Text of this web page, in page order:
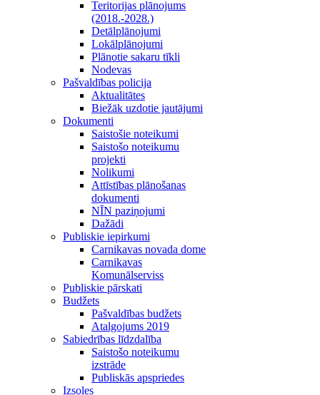
Teritorijas plānojums
(2018.-2028.)
Detālplānojumi
Lokālplānojumi
Plānotie sakaru tīkli
Nodevas
Pašvaldības policija
Aktualitātes
Biežāk uzdotie jautājumi
Dokumenti
Saistošie noteikumi
Saistošo noteikumu
projekti
Nolikumi
Attīstības plānošanas
dokumenti
NĪN paziņojumi
Dažādi
Publiskie iepirkumi
Carnikavas novada dome
Carnikavas
Komunālserviss
Publiskie pārskati
Budžets
Pašvaldības budžets
Atalgojums 2019
Sabiedrības līdzdalība
Saistošo noteikumu
izstrāde
Publiskās apspriedes
Izsoles